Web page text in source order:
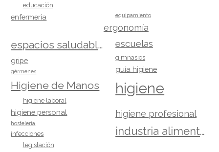
educación
enfermería equipamiento
ergonomía
escuelas
espacios saludables
gimnasios
gripe
guía higiene
gérmenes
higiene
Higiene de Manos
higiene laboral
higiene personal higiene profesional
hostelería
industria alimentaria
infecciones
legislación